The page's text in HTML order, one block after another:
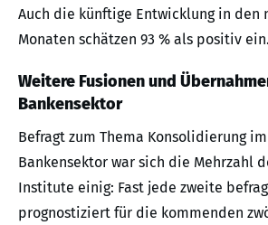
Auch die künftige Entwicklung in den
Monaten schätzen 93 % als positiv ein.
Weitere Fusionen und
Bankensektor
Befragt zum Thema Konsolidierung
Bankensektor war sich die Mehrzahl
Institute einig: Fast jede zweite
prognostiziert für die kommenden